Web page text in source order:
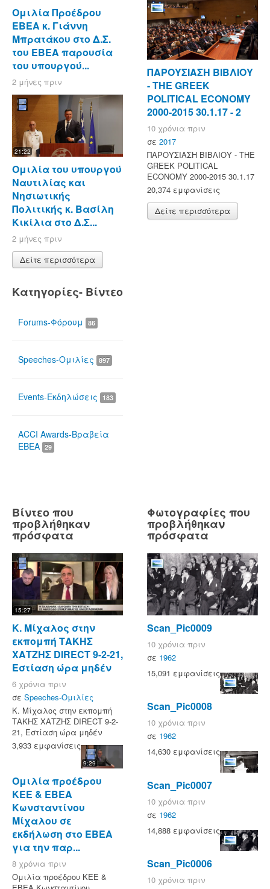
Ομιλία Προέδρου
ΕΒΕΑ κ. Γιάννη
Μπρατάκου στο Δ.Σ.
του ΕΒΕΑ παρουσία
του υπουργού...
2 μήνες πριν
21:22
Ομιλία του υπουργού
Ναυτιλίας και
Νησιωτικής
Πολιτικής κ. Βασίλη
Κικίλια στο Δ.Σ...
2 μήνες πριν
Δείτε περισσότερα
Κατηγορίες- Βίντεο
Forums-Φόρουμ 86
Speeches-Ομιλίες 897
Events-Εκδηλώσεις 183
ACCI Awards-Βραβεία
ΕΒΕΑ 29
ΠΑΡΟΥΣΙΑΣΗ ΒΙΒΛΙΟΥ
- ΤΗΕ GREEK
POLITICAL ECONOMY
2000-2015 30.1.17 - 2
10 χρόνια πριν
σε 2017
ΠΑΡΟΥΣΙΑΣΗ ΒΙΒΛΙΟΥ - ΤΗΕ
GREEK POLITICAL
ECONOMY 2000-2015 30.1.17
20,374 εμφανίσεις
Δείτε περισσότερα
Βίντεο που
προβλήθηκαν
πρόσφατα
15:27
Κ. Μίχαλος στην
εκπομπή ΤΑΚΗΣ
ΧΑΤΖΗΣ DIRECT 9-2-21,
Εστίαση ώρα μηδέν
6 χρόνια πριν
σε Speeches-Ομιλίες
Κ. Μίχαλος στην εκπομπή
ΤΑΚΗΣ ΧΑΤΖΗΣ DIRECT 9-2-
21, Εστίαση ώρα μηδέν
3,933 εμφανίσεις
9:29
Ομιλία προέδρου
ΚΕΕ & ΕΒΕΑ
Κωνσταντίνου
Μίχαλου σε
εκδήλωση στο ΕΒΕΑ
για την παρ...
8 χρόνια πριν
Ομιλία προέδρου ΚΕΕ &
Φωτογραφίες που
προβλήθηκαν
πρόσφατα
Scan_Pic0009
10 χρόνια πριν
σε 1962
15,091 εμφανίσεις
Scan_Pic0008
10 χρόνια πριν
σε 1962
14,630 εμφανίσεις
Scan_Pic0007
10 χρόνια πριν
σε 1962
14,888 εμφανίσεις
Scan_Pic0006
10 χρόνια πριν